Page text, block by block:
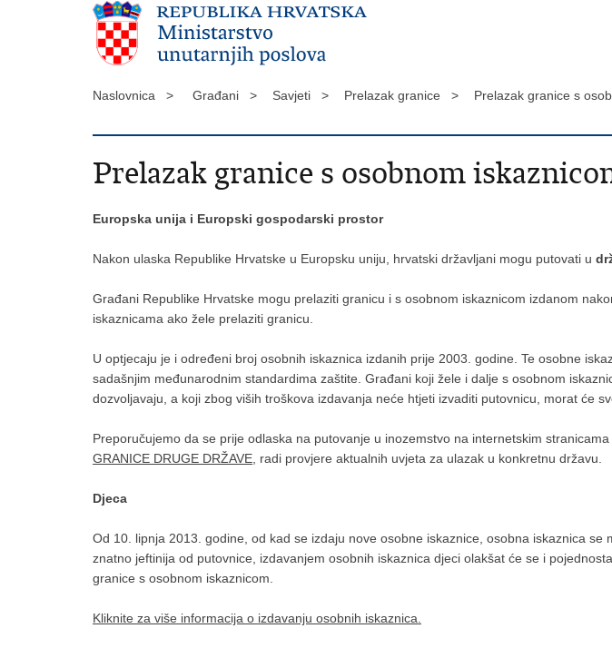
Naslovnica > Građani > Savjeti > Prelazak granice > Prelazak granice s
Prelazak granice s osobnom
Europska unija i Europski gospodarski prostor
Nakon ulaska Republike Hrvatske u Europsku uniju, hrvatski državljani mogu putovati u
Građani Republike Hrvatske mogu prelaziti granicu i s osobnom iskaznicom izdanom
iskaznicama ako žele prelaziti granicu.
U optjecaju je i određeni broj osobnih iskaznica izdanih prije 2003. godine. Te osobne
sadašnjim međunarodnim standardima zaštite. Građani koji žele i dalje s osobnom
dozvoljavaju, a koji zbog viših troškova izdavanja neće htjeti izvaditi putovnicu, morat će
Preporučujemo da se prije odlaska na putovanje u inozemstvo na internetskim
GRANICE DRUGE DRŽAVE , radi provjere aktualnih uvjeta za ulazak u konkretnu državu.
Djeca
Od 10. lipnja 2013. godine, od kad se izdaju nove osobne iskaznice, osobna iskaznica
znatno jeftinija od putovnice, izdavanjem osobnih iskaznica djeci olakšat će se i
granice s osobnom iskaznicom.
Kliknite za više informacija o izdavanju osobnih iskaznica.